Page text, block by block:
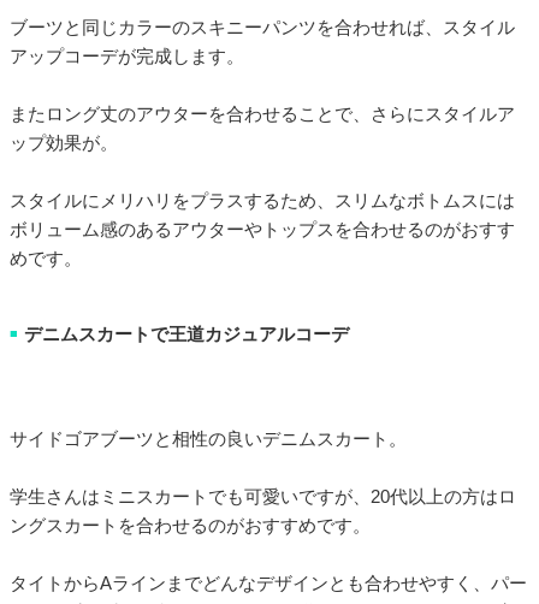
ブーツと同じカラーのスキニーパンツを合わせれば、スタイル
アップコーデが完成します。
またロング丈のアウターを合わせることで、さらにスタイルア
ップ効果が。
スタイルにメリハリをプラスするため、スリムなボトムスには
ボリューム感のあるアウターやトップスを合わせるのがおすす
めです。
■ デニムスカートで王道カジュアルコーデ
サイドゴアブーツと相性の良いデニムスカート。
学生さんはミニスカートでも可愛いですが、20代以上の方はロ
ングスカートを合わせるのがおすすめです。
タイトからAラインまでどんなデザインとも合わせやすく、パー